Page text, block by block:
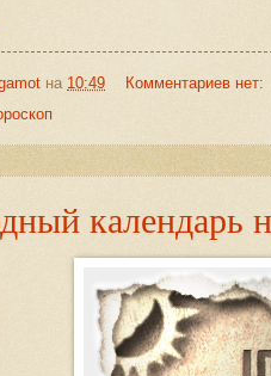
на 10:49
Комментариев нет:
календарь